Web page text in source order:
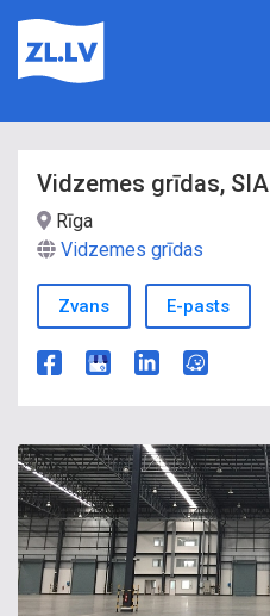
Vidzemes grīdas, SIA
Rīga
Vidzemes grīdas
Zvans E-pasts